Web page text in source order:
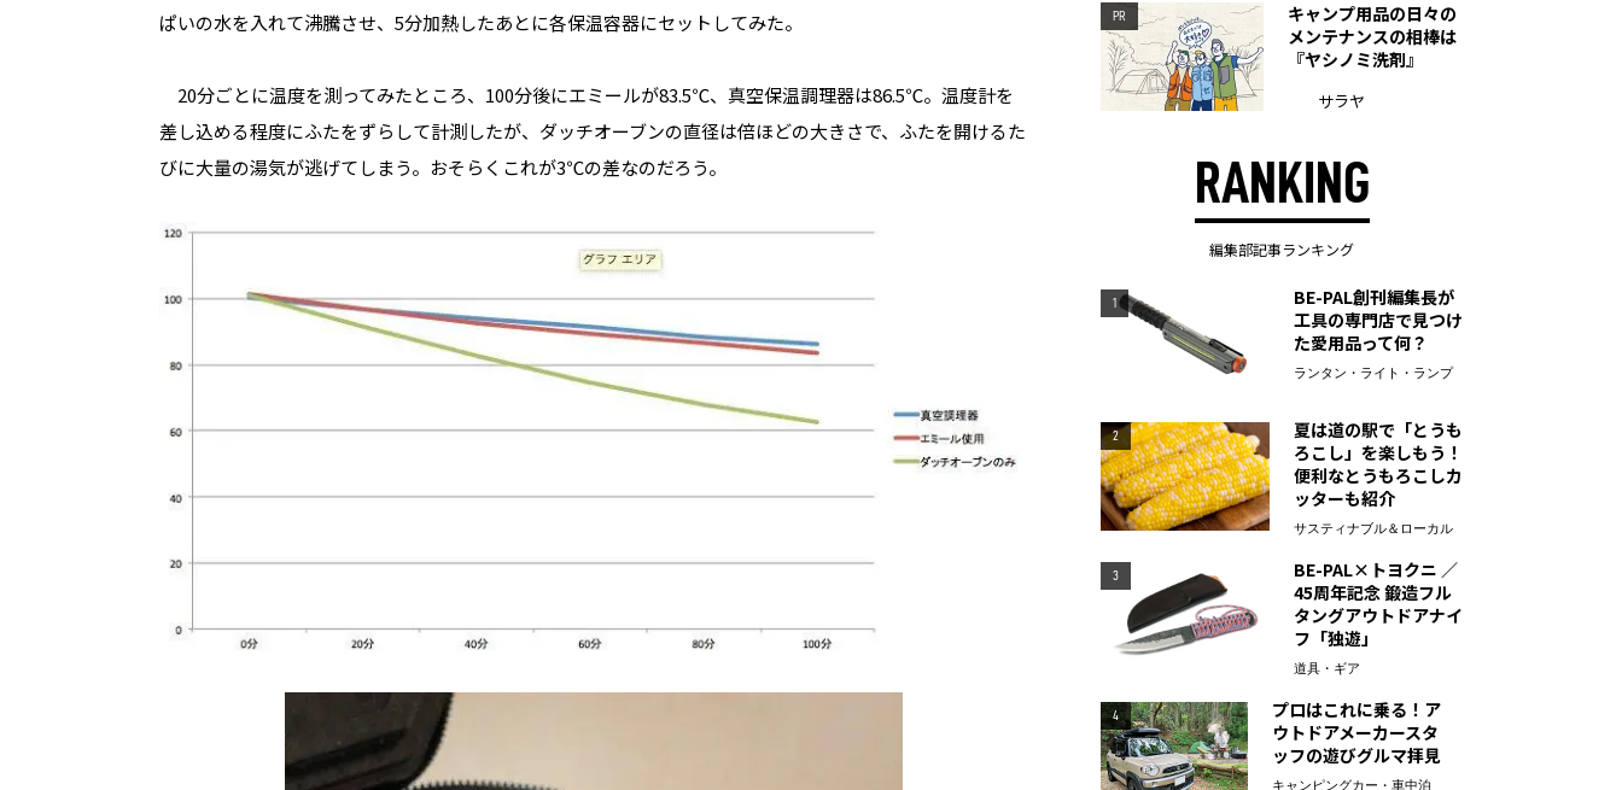
ぱいの水を入れて沸騰させ、5分加熱したあとに各保温容器にセットしてみた。
20分ごとに温度を測ってみたところ、100分後にエミールが83.5℃、真空保温調理器は86.5℃。温度計を
差し込める程度にふたをずらして計測したが、ダッチオーブンの直径は倍ほどの大きさで、ふたを開けるた
びに大量の湯気が逃げてしまう。おそらくこれが3℃の差なのだろう。
PR
キャンプ用品の日々の
メンテナンスの相棒は
『ヤシノミ洗剤』
サラヤ
RANKING
編集部記事ランキング
1
BE-PAL創刊編集長が
工具の専門店で見つけ
た愛用品って何？
ランタン・ライト・ランプ
2
夏は道の駅で「とうも
ろこし」を楽しもう！
便利なとうもろこしカ
ッターも紹介
サスティナブル＆ローカル
3
BE-PAL×トヨクニ ／
45周年記念 鍛造フル
タングアウトドアナイ
フ「独遊」
道具・ギア
4
プロはこれに乗る！ア
ウトドアメーカースタ
ッフの遊びグルマ拝見
キャンピングカー・車中泊